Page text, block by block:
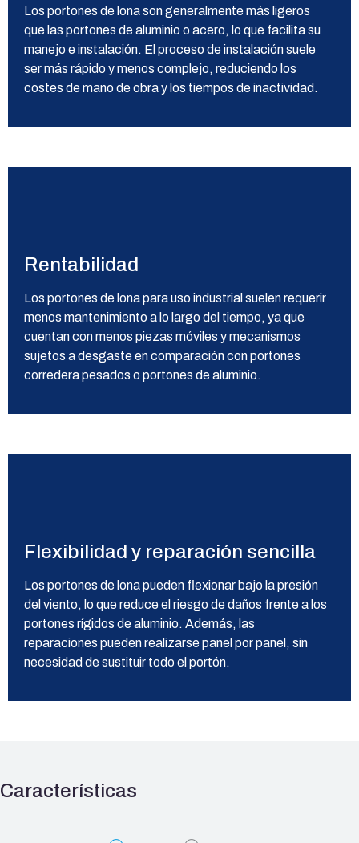
Los portones de lona son generalmente más ligeros
que las portones de aluminio o acero, lo que facilita su
manejo e instalación. El proceso de instalación suele
ser más rápido y menos complejo, reduciendo los
costes de mano de obra y los tiempos de inactividad.
Rentabilidad
Los portones de lona para uso industrial suelen requerir
menos mantenimiento a lo largo del tiempo, ya que
cuentan con menos piezas móviles y mecanismos
sujetos a desgaste en comparación con portones
corredera pesados o portones de aluminio.
Flexibilidad y reparación sencilla
Los portones de lona pueden flexionar bajo la presión
del viento, lo que reduce el riesgo de daños frente a los
portones rígidos de aluminio. Además, las
reparaciones pueden realizarse panel por panel, sin
necesidad de sustituir todo el portón.
Características